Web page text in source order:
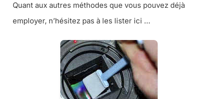
Quant aux autres méthodes que vous pouvez déjà
employer, n’hésitez pas à les lister ici …